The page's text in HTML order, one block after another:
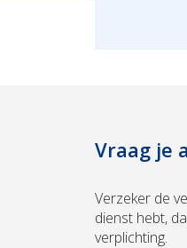
Vraag je
Verzeker de
dienst hebt,
verplichting.